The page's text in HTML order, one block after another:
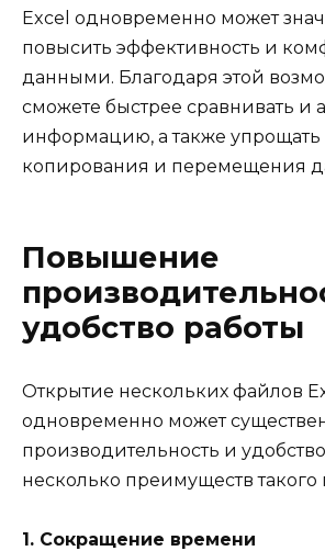
Excel одновременно может
повысить эффективность и
данными. Благодаря этой
сможете быстрее сравнивать и
информацию, а также упрощать
копирования и перемещения
Повышение
удобство работы
Открытие нескольких файлов
одновременно может
производительность и
несколько преимуществ такого
1. Сокращение времени